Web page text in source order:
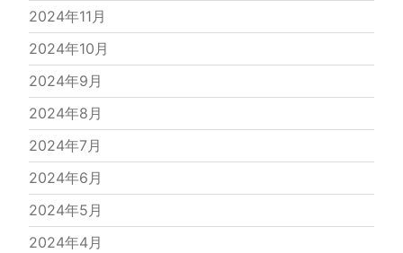
2024年11月
2024年10月
2024年9月
2024年8月
2024年7月
2024年6月
2024年5月
2024年4月